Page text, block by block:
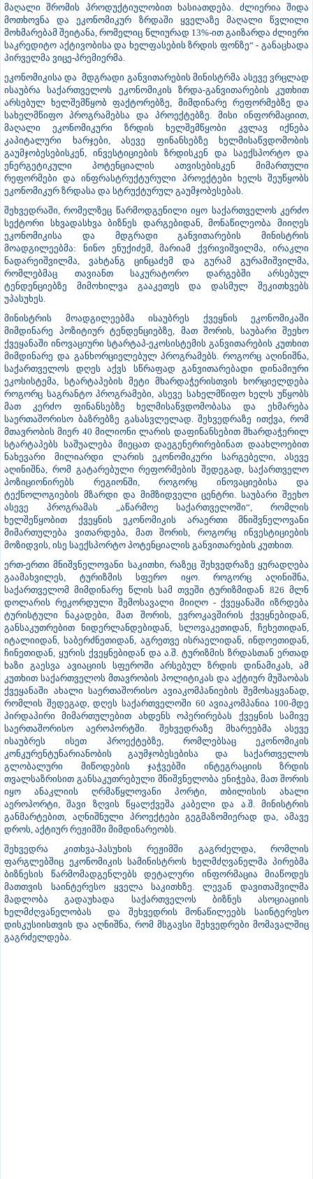
სტაბილურობა შეინარჩუნა.
„2024 წელს საქართველოს ეკონომიკურმა ზრდამ 9.4 პროცენტი
შეადგინა - საქართველოს ჰქონდა გლობალურად ერთ-ერთი
ყველაზე მაღალი ეკონომიკური ზრდა და ეკონომიკური ზრდის
ტემპის მიხედვით მესამე ადგილზეა მსოფლიოში. 2024 წელს
ეკონომიკური ზრდა იყო საკმაოდ დივერსიფიცირებული, ამასთან,
გაიზარდა იმ სექტორების წვლილი ეკონომიკურ ზრდაში, რომლებიც
მაღალი შრომის პროდუქტიულობით ხასიათდება. ძლიერია შიდა
მოთხოვნა და ეკონომიკურ ზრდაში ყველაზე მაღალი წვლილი
მოხმარებამ შეიტანა, რომელიც წლიურად 13%-ით გაიზარდა ძლიერი
საკრედიტო აქტივობისა და ხელფასების ზრდის ფონზე“ - განაცხადა
პირველმა ვიცე-პრემიერმა.
ეკონომიკისა და მდგრადი განვითარების მინისტრმა ასევე ვრცლად
ისაუბრა საქართველოს ეკონომიკის ზრდა-განვითარების კუთხით
არსებულ ხელშემწყობ ფაქტორებზე, მიმდინარე რეფორმებზე და
სახელმწიფო პროგრამებსა და პროექტებზე. მისი ინფორმაციით,
მაღალი ეკონომიკური ზრდის ხელშემწყობი კვლავ იქნება
კაპიტალური ხარჯები, ასევე ფინანსებზე ხელმისაწვდომობის
გაუმჯობესებისკენ, ინვესტიციების ზრდისკენ და საექსპორტო და
ენერგეტიკული პოტენციალის ათვისებისკენ მიმართული
რეფორმები და ინფრასტრუქტურული პროექტები ხელს შეუწყობს
ეკონომიკურ ზრდასა და სტრუქტურულ გაუმჯობესებას.
შეხვედრაში, რომელზეც წარმოდგენილი იყო საქართველოს კერძო
სექტორი სხვადასხვა ბიზნეს დარგებიდან, მონაწილეობა მიიღეს
ეკონომიკისა და მდგრადი განვითარების მინისტრის
მოადგილეებმა: ნინო ენუქიძემ, მარიამ ქვრივიშვილმა, ირაკლი
ნადარეიშვილმა, ვახტანგ ცინცაძემ და გურამ გურამიშვილმა,
რომლებმაც თავიანთ საკურატორო დარგებში არსებულ
ტენდენციებზე მიმოხილვა გააკეთეს და დასმულ შეკითხვებს
უპასუხეს.
მინისტრის მოადგილეებმა ისაუბრეს ქვეყნის ეკონომიკაში
მიმდინარე პოზიტიურ ტენდენციებზე, მათ შორის, საუბარი შეეხო
ქვეყანაში ინოვაციური სტარტაპ-ეკოსისტემის განვითარების კუთხით
მიმდინარე და განხორციელებულ პროგრამებს. როგორც აღინიშნა,
საქართველოს დღეს აქვს სწრაფად განვითარებადი დინამიური
ეკოსისტემა, სტარტაპების მეტი მხარდაჭერისთვის ხორციელდება
როგორც საგრანტო პროგრამები, ასევე სახელმწიფო ხელს უწყობს
მათ კერძო ფინანსებზე ხელმისაწვდომობასა და ეხმარება
საერთაშორისო ბაზრებზე გასასვლელად. შეხვედრაზე ითქვა, რომ
მთავრობის მიერ 40 მილიონი ლარის დაფინანსებით მხარდაჭერილ
სტარტაპებს საშუალება მიეცათ დაეგენერირებინათ დაახლოებით
ნახევარი მილიარდი ლარის ეკონომიკური სარგებელი, ასევე
აღინიშნა, რომ გატარებული რეფორმების შედეგად, საქართველო
პოზიციონირებს რეგიონში, როგორც ინოვაციებისა და
ტექნოლოგიების მზარდი და მიმზიდველი ცენტრი. საუბარი შეეხო
ასევე პროგრამას „აწარმოე საქართველოში“, რომლის
ხელშეწყობით ქვეყნის ეკონომიკის არაერთი მნიშვნელოვანი
მიმართულება ვითარდება, მათ შორის, როგორც ინვესტიციების
მოზიდვის, ისე საექსპორტო პოტენციალის განვითარების კუთხით.
ერთ-ერთი მნიშვნელოვანი საკითხი, რაზეც შეხვედრაზე ყურადღება
გაამახვილეს, ტურიზმის სფერო იყო. როგორც აღინიშნა,
საქართველომ მიმდინარე წლის სამ თვეში ტურიზმიდან 826 მლნ
დოლარის რეკორდული შემოსავალი მიიღო - ქვეყანაში იზრდება
ტურისტული ნაკადები, მათ შორის, ევროკავშირის ქვეყნებიდან,
განსაკუთრებით ნიდერლანდებიდან, სლოვაკეთიდან, ჩეხეთიდან,
იტალიიდან, საბერძნეთიდან, აგრეთვე ისრაელიდან, ინდოეთიდან,
ჩინეთიდან, ყურის ქვეყნებიდან და ა.შ. ტურიზმის ზრდასთან ერთად
ხაზი გაესვა ავიაციის სფეროში არსებულ ზრდის დინამიკას, ამ
კუთხით საქართველოს მთავრობის პოლიტიკას და აქტიურ მუშაობას
ქვეყანაში ახალი საერთაშორისო ავიაკომპანიების შემოსაყვანად,
რომლის შედეგად, დღეს საქართველოში 60 ავიაკომპანია 100-მდე
პირდაპირი მიმართულებით ახდენს ოპერირებას ქვეყნის სამივე
საერთაშორისო აეროპორტში. შეხვედრაზე მხარეებმა ასევე
ისაუბრეს ისეთ პროექტებზე, რომლებსაც ეკონომიკის
კონკურენტუნარიანობის გაუმჯობესებისა და საქართველოს
გლობალური მიწოდების ჯაჭვებში ინტეგრაციის ზრდის
თვალსაზრისით განსაკუთრებული მნიშვნელობა ენიჭება, მათ შორის
იყო ანაკლიის ღრმაწყლოვანი პორტი, თბილისის ახალი
აეროპორტი, შავი ზღვის წყალქვეშა კაბელი და ა.შ. მინისტრის
განმარტებით, აღნიშნული პროექტები გეგმაზომიერად და, ამავე
დროს, აქტიურ რეჟიმში მიმდინარეობს.
შეხვედრა კითხვა-პასუხის რეჟიმში გაგრძელდა, რომლის